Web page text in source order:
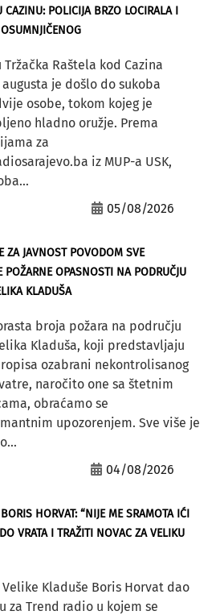
CAZINU: POLICIJA BRZO LOCIRALA I
Tržačka Raštela kod Cazina
augusta je došlo do sukoba
osobe, tokom kojeg je
hladno oružje. Prema
za
iz MUP-a USK,
05/08/2026
ZA JAVNOST POVODOM SVE
POŽARNE OPASNOSTI NA PODRUČJU
KLADUŠA
broja požara na području
Kladuša, koji predstavljaju
ozabrani nekontrolisanog
naročito one sa štetnim
obraćamo se
upozorenjem. Sve više je
04/08/2026
HORVAT: “NIJE ME SRAMOTA IĆI
VRATA I TRAŽITI NOVAC ZA VELIKU
Kladuše Boris Horvat dao
za Trend radio u kojem se